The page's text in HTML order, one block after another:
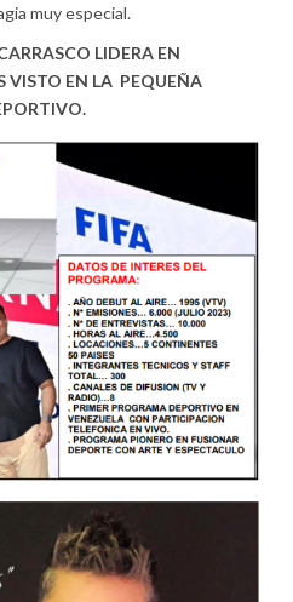
muy especial.
LIDERA EN
VISTO EN LA PEQUEÑA